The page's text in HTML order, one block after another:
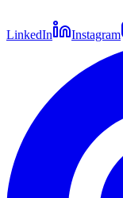
LinkedIn Instagram